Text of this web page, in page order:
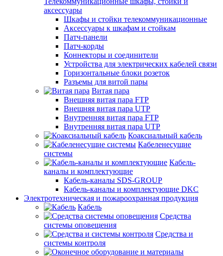
аксессуары
Шкафы и стойки телекоммуникационные
Аксессуары к шкафам и стойкам
Патч-панели
Патч-корды
Коннекторы и соединители
Устройства для электрических кабелей связи
Горизонтальные блоки розеток
Разъемы для витой пары
Витая пара
Внешняя витая пара FTP
Внешняя витая пара UTP
Внутренняя витая пара FTP
Внутренняя витая пара UTP
Коаксиальный кабель
Кабеленесущие
системы
Кабель-
каналы и комплектующие
Кабель-каналы SDS-GROUP
Кабель-каналы и комплектующие DKC
Электротехническая и пожароохранная продукция
Кабель
Средства
системы оповещения
Средства и
системы контроля